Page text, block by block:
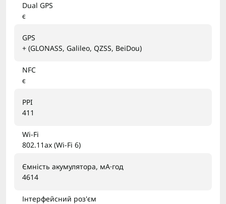
Dual GPS
є
GPS
+ (GLONASS, Galileo, QZSS, BeiDou)
NFC
є
PPI
411
Wi-Fi
802.11ax (Wi-Fi 6)
Ємність акумулятора, мА·год
4614
Інтерфейсний роз'єм